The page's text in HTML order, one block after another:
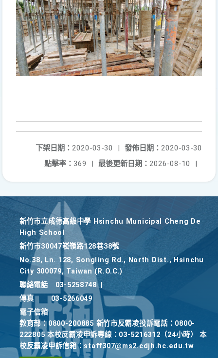
發佈日期： 2020-03-30
下架日期： 2020-03-30
|
最後更新日期： 2026-08-10 |
點擊率： 369 |
新竹巿立成德高級中學 Hsinchu Municipal Cheng De
High School
新竹巿30047崧嶺路128巷38號
No.38, Ln. 128, Songling Rd., North Dist., Hsinchu
City 300079, Taiwan (R.O.C.)
聯絡電話
03-5258748
傳真
03-5266049
電子信箱
教育部：0800-200885 新竹市反霸凌投訴電話：0800-
222805 本校反霸凌申訴專線：03-5216312（24小時） 本
校反霸凌申訴信箱：staff307@ms2.cdjh.hc.edu.tw